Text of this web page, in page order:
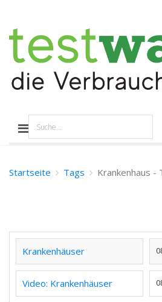
Startseite Tags Krankenhaus -
Krankenhäuser
Video: Krankenhäuser